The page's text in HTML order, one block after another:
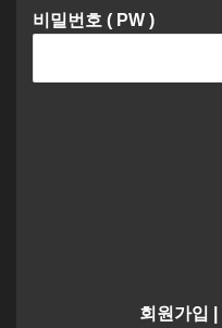
비밀번호 ( PW )
회원가입